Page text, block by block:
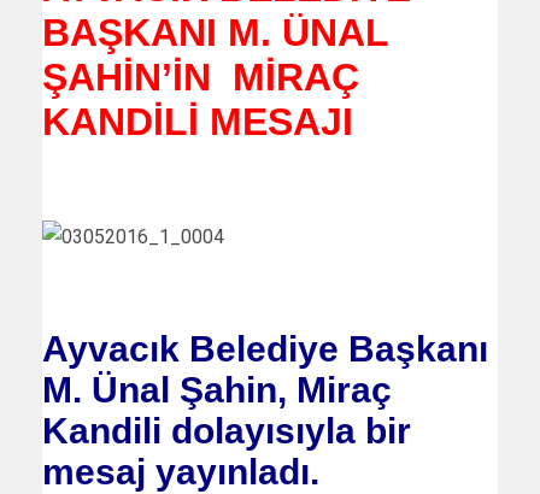
BAŞKANI M. ÜNAL
ŞAHİN’İN MİRAÇ
KANDİLİ MESAJI
Ayvacık Belediye Başkanı
M. Ünal Şahin, Miraç
Kandili dolayısıyla bir
mesaj yayınladı.